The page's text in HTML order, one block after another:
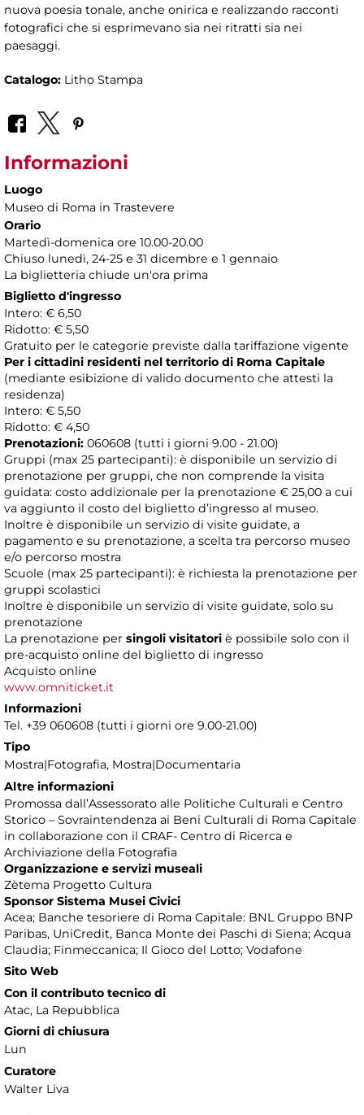
nuova poesia tonale, anche onirica e realizzando racconti
fotografici che si esprimevano sia nei ritratti sia nei
paesaggi.
Catalogo: Litho Stampa
Informazioni
Luogo
Museo di Roma in Trastevere
Orario
Martedì-domenica ore 10.00-20.00
Chiuso lunedì, 24-25 e 31 dicembre e 1 gennaio
La biglietteria chiude un'ora prima
Biglietto d'ingresso
Intero: € 6,50
Ridotto: € 5,50
Gratuito per le categorie previste dalla tariffazione vigente
Per i cittadini residenti nel territorio di Roma Capitale
(mediante esibizione di valido documento che attesti la
residenza)
Intero: € 5,50
Ridotto: € 4,50
Prenotazioni: 060608 (tutti i giorni 9.00 - 21.00)
Gruppi (max 25 partecipanti): è disponibile un servizio di
prenotazione per gruppi, che non comprende la visita
guidata: costo addizionale per la prenotazione € 25,00 a cui
va aggiunto il costo del biglietto d’ingresso al museo.
Inoltre è disponibile un servizio di visite guidate, a
pagamento e su prenotazione, a scelta tra percorso museo
e/o percorso mostra
Scuole (max 25 partecipanti): è richiesta la prenotazione per
gruppi scolastici
Inoltre è disponibile un servizio di visite guidate, solo su
prenotazione
La prenotazione per singoli visitatori è possibile solo con il
pre-acquisto online del biglietto di ingresso
Acquisto online
www.omniticket.it
Informazioni
Tel. +39 060608 (tutti i giorni ore 9.00-21.00)
Tipo
Mostra|Fotografia, Mostra|Documentaria
Altre informazioni
Promossa dall’Assessorato alle Politiche Culturali e Centro
Storico – Sovraintendenza ai Beni Culturali di Roma Capitale
in collaborazione con il CRAF- Centro di Ricerca e
Archiviazione della Fotografia
Organizzazione e servizi museali
Zètema Progetto Cultura
Sponsor Sistema Musei Civici
Acea; Banche tesoriere di Roma Capitale: BNL Gruppo BNP
Paribas, UniCredit, Banca Monte dei Paschi di Siena; Acqua
Claudia; Finmeccanica; Il Gioco del Lotto; Vodafone
Sito Web
Con il contributo tecnico di
Atac, La Repubblica
Giorni di chiusura
Lun
Curatore
Walter Liva